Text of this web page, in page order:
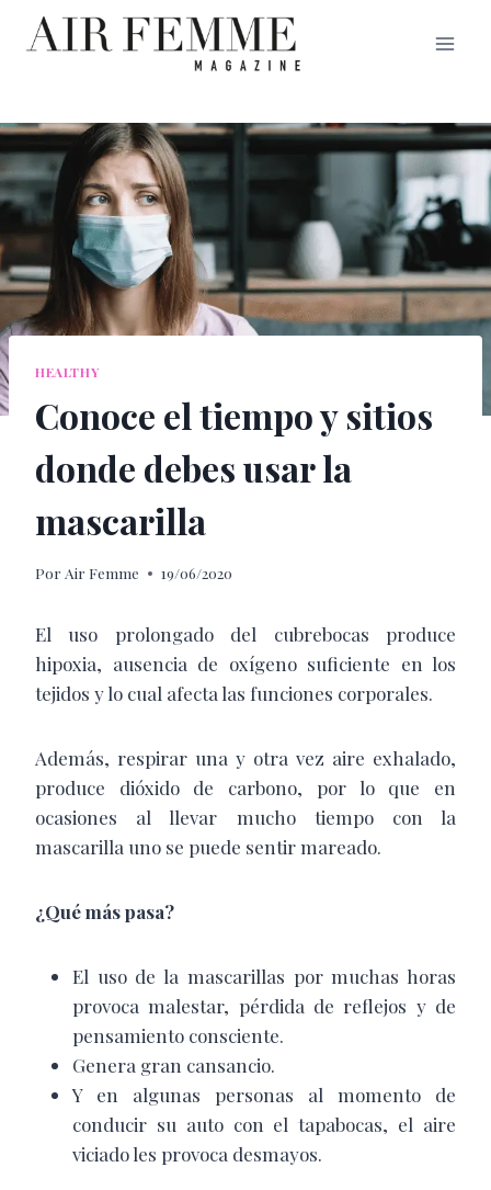
Saltar
HEALTHY
Conoce el tiempo y sitios
donde debes usar la
mascarilla
Por Air Femme 19/06/2020
El uso prolongado del cubrebocas produce
hipoxia, ausencia de oxígeno suficiente en los
tejidos y lo cual afecta las funciones corporales.
Además, respirar una y otra vez aire exhalado,
produce dióxido de carbono, por lo que en
ocasiones al llevar mucho tiempo con la
mascarilla uno se puede sentir mareado.
¿Qué más pasa?
El uso de la mascarillas por muchas horas
provoca malestar, pérdida de reflejos y de
pensamiento consciente.
Genera gran cansancio.
Y en algunas personas al momento de
conducir su auto con el tapabocas, el aire
viciado les provoca desmayos.